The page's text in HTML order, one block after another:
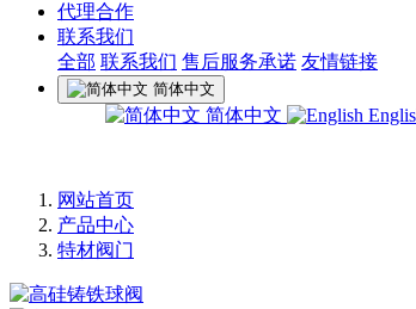
代理合作
联系我们
全部 联系我们 售后服务承诺 友情链接
简体中文
简体中文
网站首页
产品中心
特材阀门